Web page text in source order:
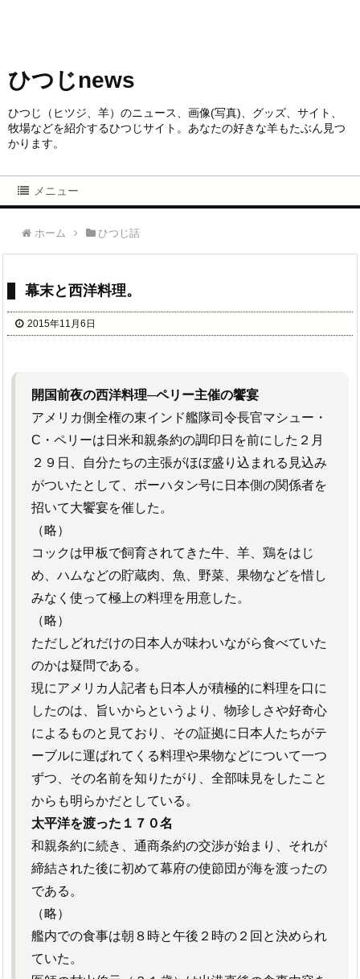
ひつじnews
ひつじ（ヒツジ、羊）のニュース、画像(写真)、グッズ、サイト、
牧場などを紹介するひつじサイト。あなたの好きな羊もたぶん見つ
かります。
メニュー
ホーム ひつじ話
幕末と西洋料理。
2015年11月6日
開国前夜の西洋料理─ペリー主催の饗宴
アメリカ側全権の東インド艦隊司令長官マシュー・
C・ペリーは日米和親条約の調印日を前にした２月
２９日、自分たちの主張がほぼ盛り込まれる見込み
がついたとして、ポーハタン号に日本側の関係者を
招いて大饗宴を催した。
（略）
コックは甲板で飼育されてきた牛、羊、鶏をはじ
め、ハムなどの貯蔵肉、魚、野菜、果物などを惜し
みなく使って極上の料理を用意した。
（略）
ただしどれだけの日本人が味わいながら食べていた
のかは疑問である。
現にアメリカ人記者も日本人が積極的に料理を口に
したのは、旨いからというより、物珍しさや好奇心
によるものと見ており、その証拠に日本人たちがテ
ーブルに運ばれてくる料理や果物などについて一つ
ずつ、その名前を知りたがり、全部味見をしたこと
からも明らかだとしている。
太平洋を渡った１７０名
和親条約に続き、通商条約の交渉が始まり、それが
締結された後に初めて幕府の使節団が海を渡ったの
である。
（略）
艦内での食事は朝８時と午後２時の２回と決められ
ていた。